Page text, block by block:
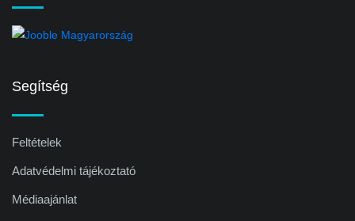
Segítség
Feltételek
Adatvédelmi tájékoztató
Médiaajánlat